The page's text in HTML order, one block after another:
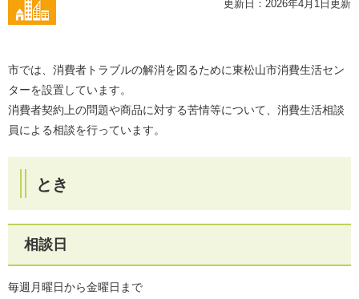
更新日：2026年4月1日更新
市では、消費者トラブルの解消を図るために東松山市消費生活セン
ターを設置しています。
消費者契約上の問題や商品に対する苦情等について、消費生活相談
員による相談を行っています。
とき
相談日
毎週月曜日から金曜日まで